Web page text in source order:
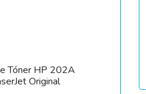
Tóner HP 202A
Original